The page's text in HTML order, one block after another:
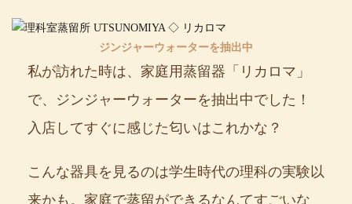
ジンジャーウォーターを抽出中
私が訪れた時は、家庭用蒸留器「リカロマ」
で、ジンジャーウォーターを抽出中でした！
入店してすぐに感じた匂いはこれかな？
こんな器具を見るのは学生時代の理科の実験以
来かも。家庭で蒸留ができるなんてすごいな